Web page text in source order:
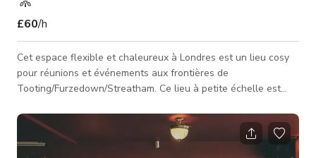
£60/h
Cet espace flexible et chaleureux à Londres est un lieu cosy
pour réunions et événements aux frontières de
Tooting/Furzedown/Streatham. Ce lieu à petite échelle est
tournages, vidéos, événements, ateliers, expositions d'art,
lancements de produits, réunions, discussions, baby showers
ou séances de santé/exercice... À louer à l'heure, à £60ph.